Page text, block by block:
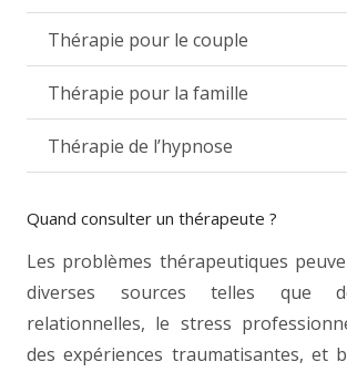
Thérapie pour le couple
Thérapie pour la famille
Thérapie de l’hypnose
Quand consulter un thérapeute ?
Les problèmes thérapeutiques
diverses sources telles que
relationnelles, le stress
des expériences traumatisantes, et